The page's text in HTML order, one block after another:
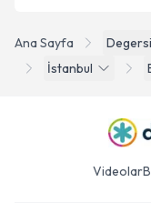
Ana Sayfa
İstanbul
Videolar